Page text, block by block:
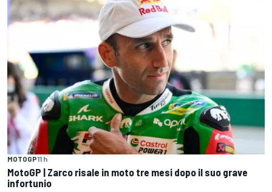
MOTOGP11 h
MotoGP | Zarco risale in moto tre mesi dopo il suo grave
infortunio